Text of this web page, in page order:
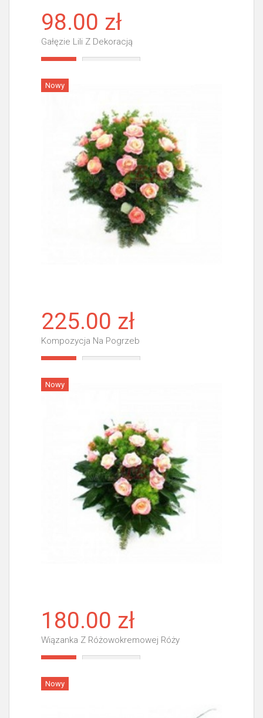
98.00 zł
Gałęzie Lili Z Dekoracją
Nowy
225.00 zł
Kompozycja Na Pogrzeb
Nowy
180.00 zł
Wiązanka Z Różowokremowej Róży
Nowy